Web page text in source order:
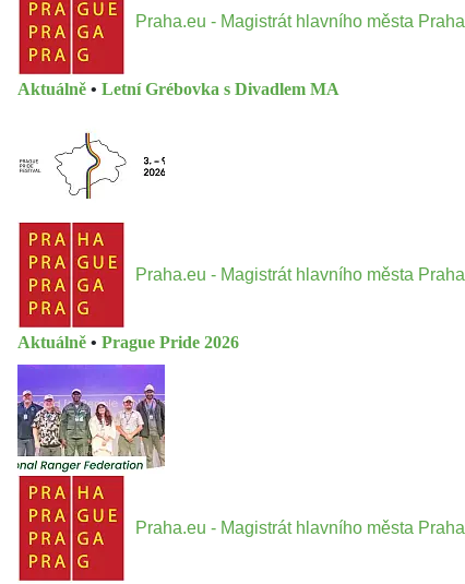
Praha.eu - Magistrát hlavního města Praha
Aktuálně • Letní Grébovka s Divadlem MA
Praha.eu - Magistrát hlavního města Praha
Aktuálně • Prague Pride 2026
Praha.eu - Magistrát hlavního města Praha